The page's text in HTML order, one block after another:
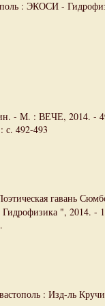
: ЭКОСИ -
- М. : ВЕЧЕ, 2014. -
с. 492-493
гавань
", 2014. -
: Изд-ль